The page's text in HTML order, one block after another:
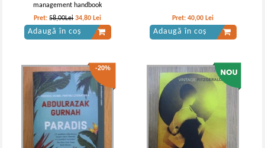
management handbook
Pret:58,00Lei 34,80 Lei
Adaugă în coș
Pret:40,00 Lei
Adaugă în coș
-20%